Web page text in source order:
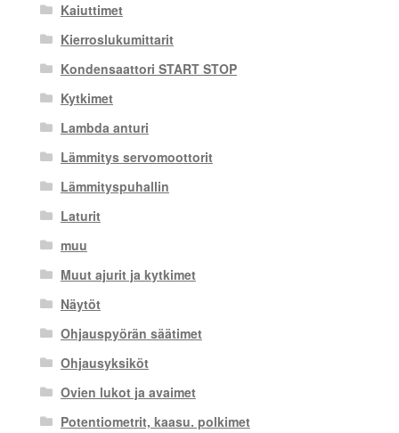
Kaiuttimet
Kierroslukumittarit
Kondensaattori START STOP
Kytkimet
Lambda anturi
Lämmitys servomoottorit
Lämmityspuhallin
Laturit
muu
Muut ajurit ja kytkimet
Näytöt
Ohjauspyörän säätimet
Ohjausyksiköt
Ovien lukot ja avaimet
Potentiometrit, kaasu. polkimet